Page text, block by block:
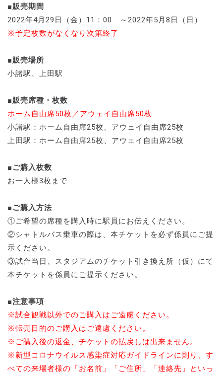
■販売期間
2022年4月29日（金）11：00 ～2022年5月8日（日）
※予定枚数がなくなり次第終了
■販売場所
小諸駅、上田駅
■販売席種・枚数
ホーム自由席50枚／アウェイ自由席50枚
小諸駅：ホーム自由席25枚、アウェイ自由席25枚
上田駅：ホーム自由席25枚、アウェイ自由席25枚
■ご購入枚数
お一人様3枚まで
■ご購入方法
①ご希望の席種を購入時に駅員にお伝えください。
②シャトルバス乗車の際は、本チケットを必ず係員にご提
示ください。
③試合当日、スタジアムのチケット引き換え所（仮）にて
本チケットを係員にご提示ください。
■注意事項
※試合観戦以外でのご購入はご遠慮ください。
※転売目的のご購入はご遠慮ください。
※ご購入後の返金、チケットの払戻しは出来ません。
※新型コロナウイルス感染症対応ガイドラインに則り、す
べての来場者様の「お名前」「ご住所」「連絡先」といっ